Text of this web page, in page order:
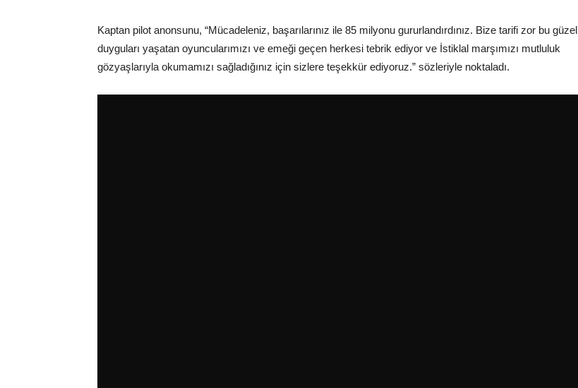
Kaptan pilot anonsunu, “Mücadeleniz, başarılarınız ile 85 milyonu gururlandırdınız. Bize tarifi zor bu güzel
duyguları yaşatan oyuncularımızı ve emeği geçen herkesi tebrik ediyor ve İstiklal marşımızı mutluluk
gözyaşlarıyla okumamızı sağladığınız için sizlere teşekkür ediyoruz.” sözleriyle noktaladı.